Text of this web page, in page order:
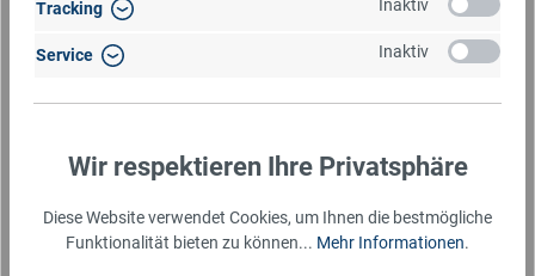
Hecktür-/Rampenkombi
BaumannTheme.listing.badges.
Tracking Inaktiv
Service Inaktiv
Wir respektieren Ihre Privatsphäre
Diese Website verwendet Cookies, um Ihnen die bestmögliche
Funktionalität bieten zu können... Mehr Informationen.